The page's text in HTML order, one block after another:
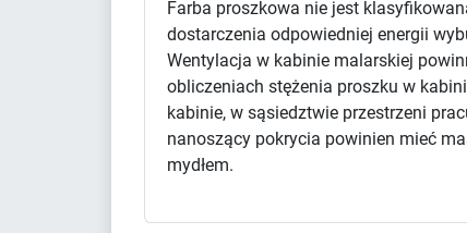
Farba proszkowa nie jest
dostarczenia odpowiedniej energii
Wentylacja w kabinie malarskiej
obliczeniach stężenia proszku w
kabinie, w sąsiedztwie przestrzeni
nanoszący pokrycia powinien mieć
mydłem.